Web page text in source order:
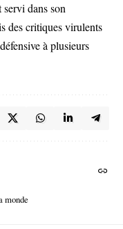
dans son
des critiques virulents
à plusieurs
monde